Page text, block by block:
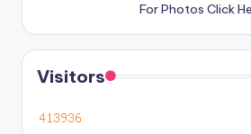
For Photos Click
Visitors